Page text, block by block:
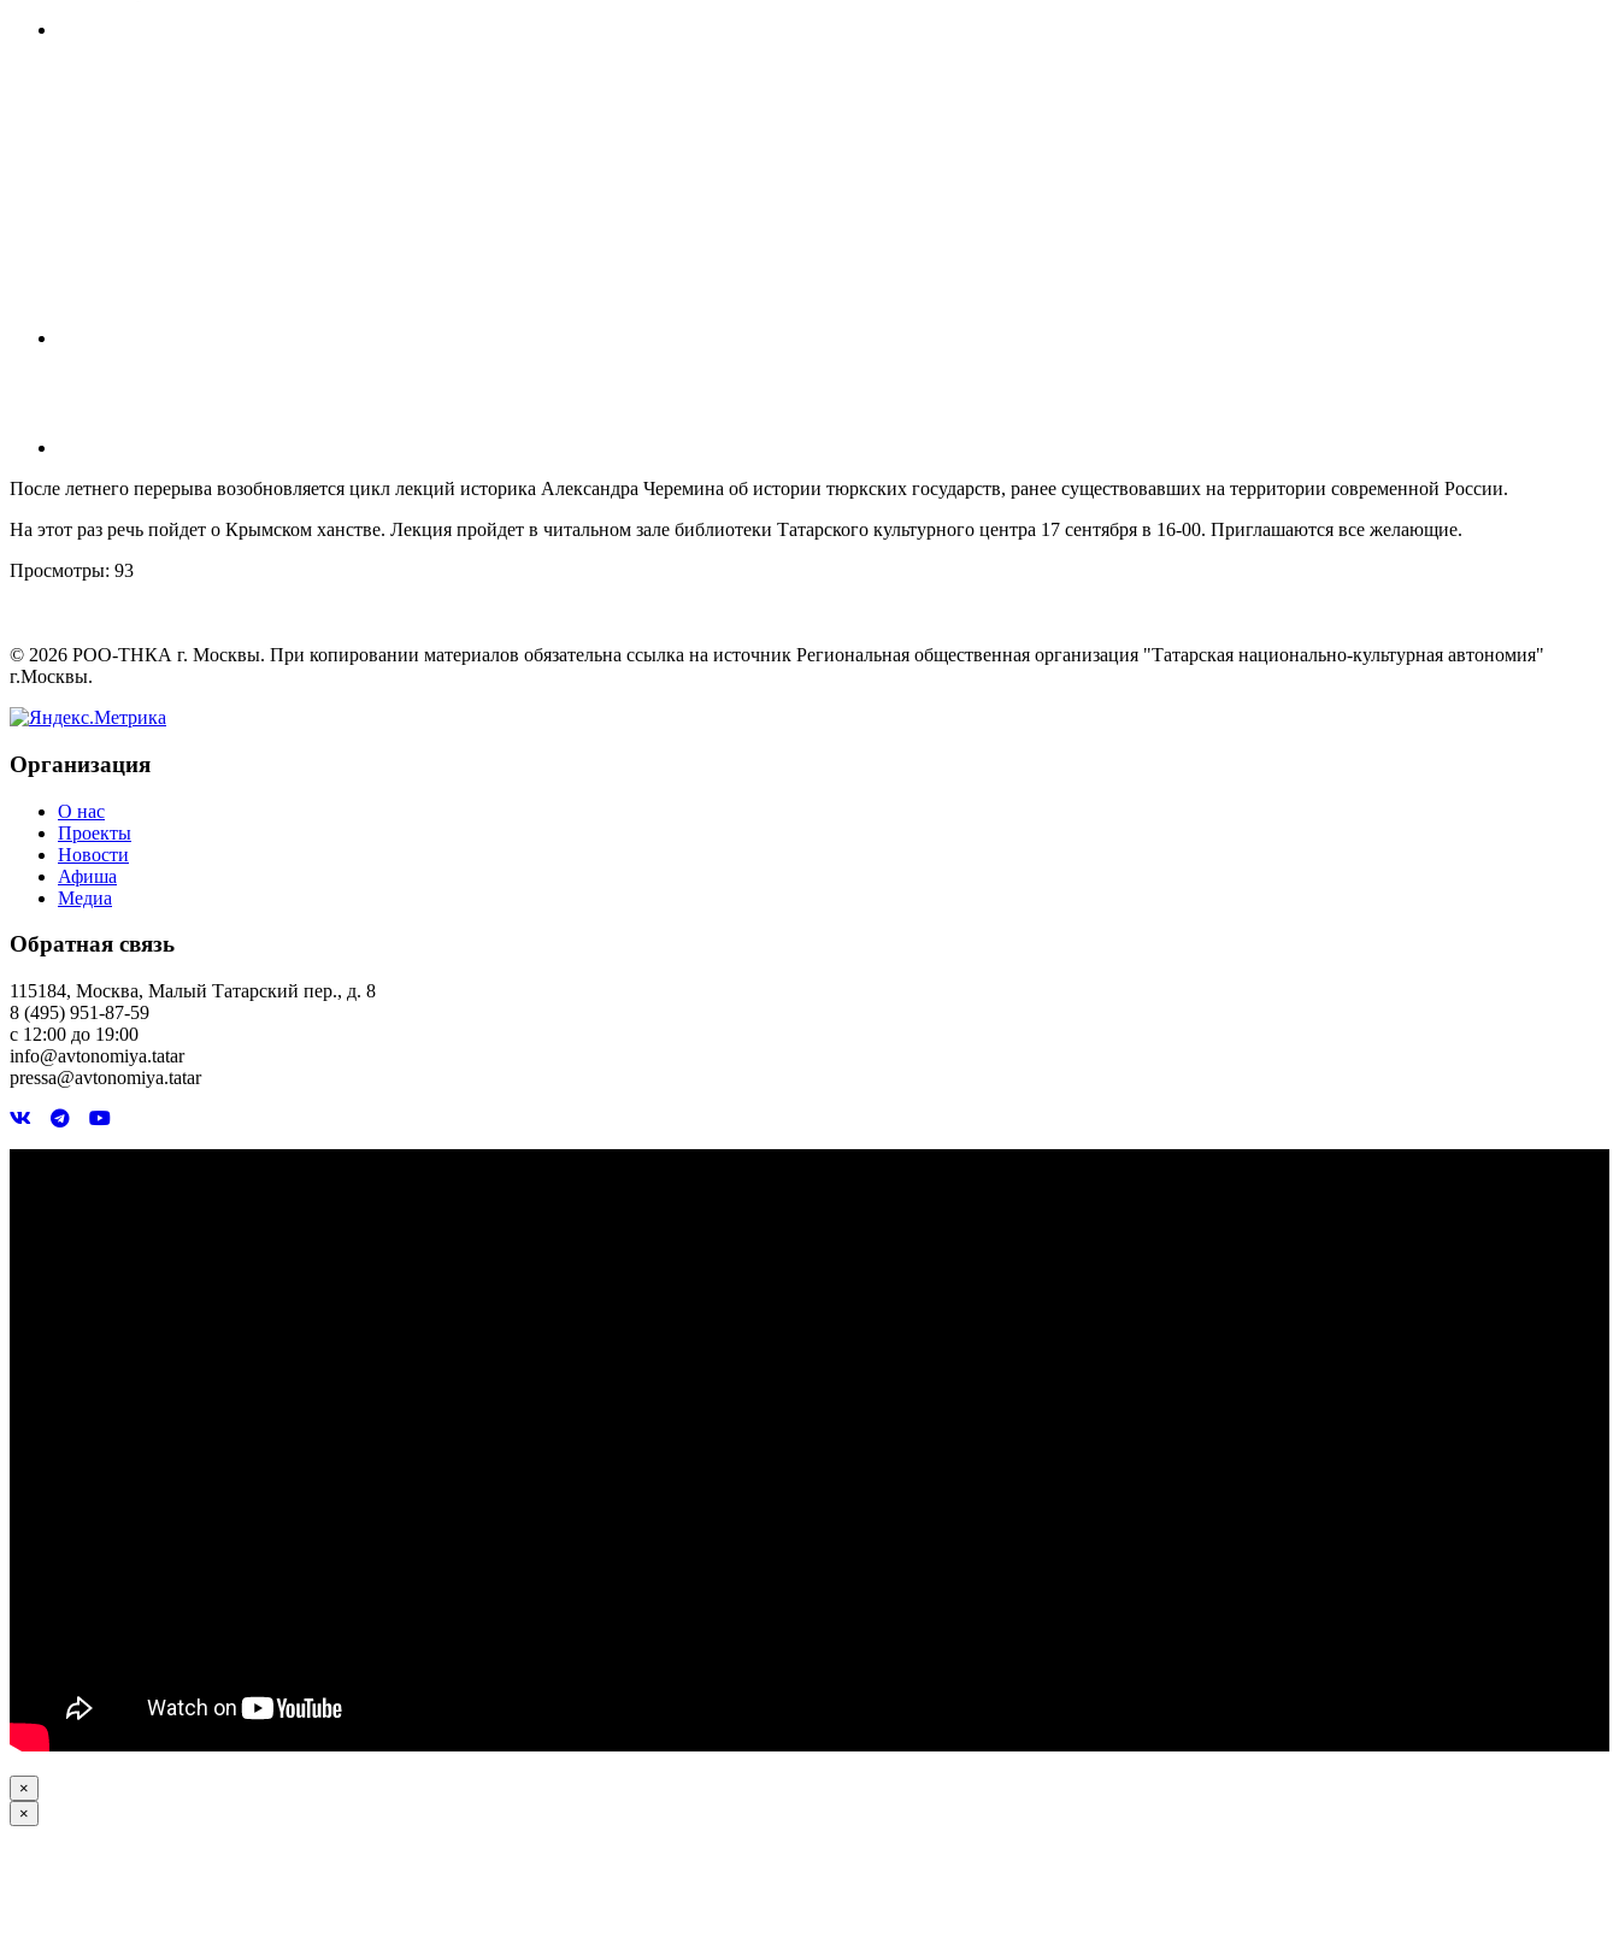
После летнего перерыва возобновляется цикл лекций историка Александра Черемина об истории тюркских государств, ранее существовавших на территории современной России.
На этот раз речь пойдет о Крымском ханстве. Лекция пройдет в читальном зале библиотеки Татарского культурного центра 17 сентября в 16-00. Приглашаются все желающие.
Просмотры: 93
© 2026 РОО-ТНКА г. Москвы. При копировании материалов обязательна ссылка на источник Региональная общественная организация "Татарская национально-культурная автономия"
г.Москвы.
Организация
О нас
Проекты
Новости
Афиша
Медиа
Обратная связь
115184, Москва, Малый Татарский пер., д. 8
8 (495) 951-87-59
с 12:00 до 19:00
info@avtonomiya.tatar
pressa@avtonomiya.tatar
×
×